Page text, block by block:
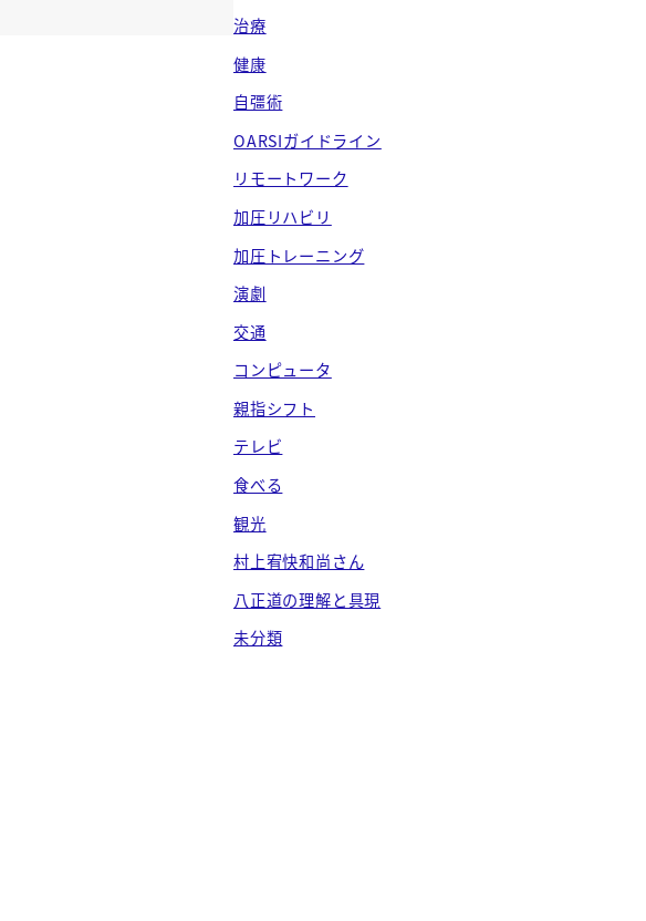
治療
健康
自彊術
OARSIガイドライン
リモートワーク
加圧リハビリ
加圧トレーニング
演劇
交通
コンピュータ
親指シフト
テレビ
食べる
観光
村上宥快和尚さん
八正道の理解と具現
未分類